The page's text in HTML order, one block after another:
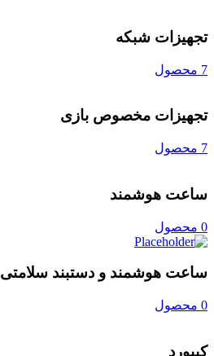
تجهیزات شبکه
7 محصول
تجهیزات مخصوص بازی
7 محصول
ساعت هوشمند
0 محصول
ساعت هوشمند و دستبند سلامتی
0 محصول
کیبورد